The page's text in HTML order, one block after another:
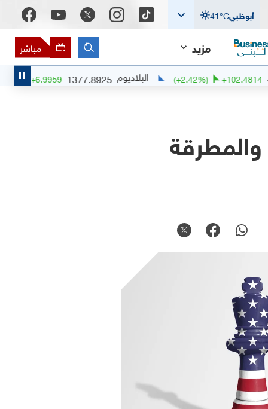
أبوظبي 41°C
مزيد مباشر
(+2.42 البلاديوم 1377.8925
+6.9959
(+0.51%)